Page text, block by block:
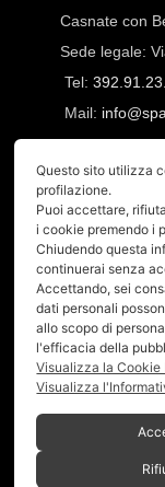
Casnate con
Sede legale:
Tel:
Mail:
SERVIZIO
Crash
Pagamenti e
Condizioni di
Manutenzione
Resi,
PRIVACY
Privacy policy
Questo sito utilizza
profilazione.
Puoi accettare,
i cookie premendo i
Chiudendo questa
continuerai senza
Accettando, sei
dati personali
allo scopo di
l'efficacia della
Visualizza la Cookie
Visualizza